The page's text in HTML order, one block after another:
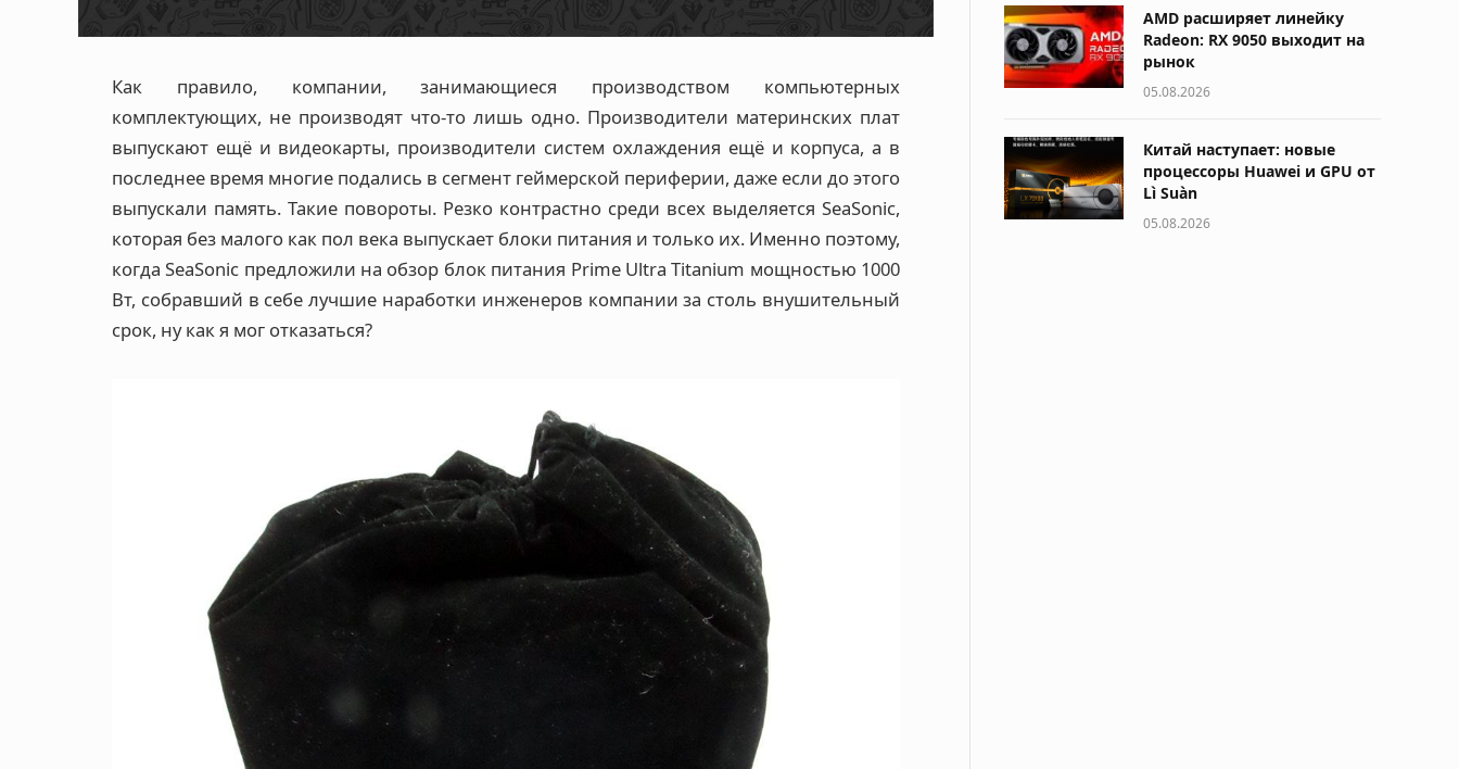
Как правило, компании, занимающиеся производством компьютерных
комплектующих, не производят что-то лишь одно. Производители материнских плат
выпускают ещё и видеокарты, производители систем охлаждения ещё и корпуса, а в
последнее время многие подались в сегмент геймерской периферии, даже если до этого
выпускали память. Такие повороты. Резко контрастно среди всех выделяется SeaSonic,
которая без малого как пол века выпускает блоки питания и только их. Именно поэтому,
когда SeaSonic предложили на обзор блок питания Prime Ultra Titanium мощностью 1000
Вт, собравший в себе лучшие наработки инженеров компании за столь внушительный
срок, ну как я мог отказаться?
AMD расширяет линейку
Radeon: RX 9050 выходит на
рынок
05.08.2026
Китай наступает: новые
процессоры Huawei и GPU от
Lì Suàn
05.08.2026